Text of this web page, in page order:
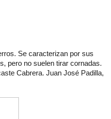
Se caracterizan por sus
pero no suelen tirar cornadas.
Cabrera. Juan José Padilla,